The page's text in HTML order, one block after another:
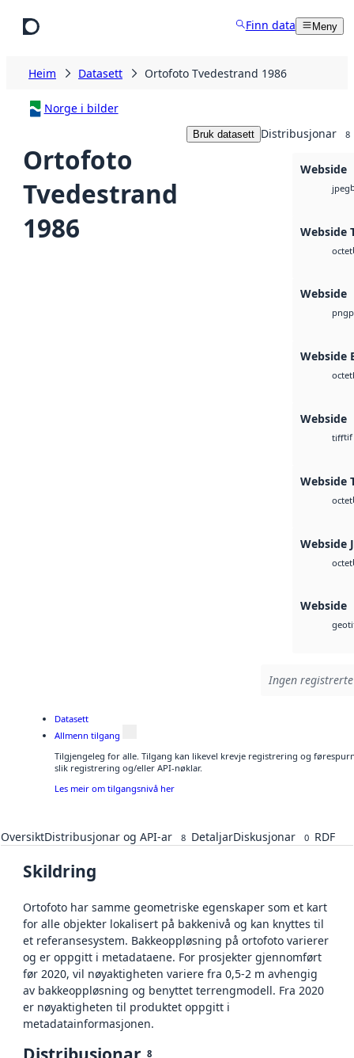
Finn data Meny
Heim Datasett Ortofoto Tvedestrand 1986
Norge i bilder
Ortofoto
Tvedestrand
1986
Bruk datasett Distribusjonar 8
Webside
jpeg
Webside
octet
Webside
png
Webside
octet
Webside
tifftif
Webside
octet
Webside
octet
Webside
Ingen
Datasett
Allmenn tilgang
Tilgjengeleg for alle. Tilgang kan likevel krevje registrering og
slik registrering og/eller API-nøklar.
Les meir om tilgangsnivå her
OversiktDistribusjonar og API-ar 8 DetaljarDiskusjonar 0 RDF
Skildring
Ortofoto har samme geometriske egenskaper som et kart
for alle objekter lokalisert på bakkenivå og kan knyttes til
et referansesystem. Bakkeoppløsning på ortofoto varierer
og er oppgitt i metadataene. For prosjekter gjennomført
før 2020, vil nøyaktigheten variere fra 0,5-2 m avhengig
av bakkeoppløsning og benyttet terrengmodell. Fra 2020
er nøyaktigheten til produktet oppgitt i
metadatainformasjonen.
8